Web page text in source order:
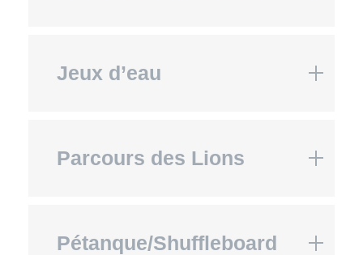
Jeux d’eau
Parcours des Lions
Pétanque/Shuffleboard